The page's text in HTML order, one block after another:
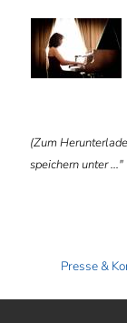
(Zum
speichern unter
Presse &